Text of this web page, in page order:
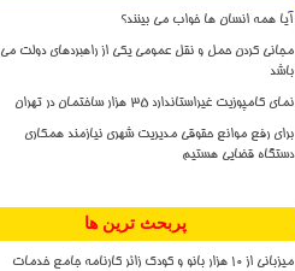
آیا همه انسان ها خواب می بینند؟
مجانی کردن حمل و نقل عمومی یکی از راهبردهای دولت می
باشد
نمای کامپوزیت غیراستاندارد ۳۵ هزار ساختمان در تهران
برای رفع موانع حقوقی مدیریت شهری نیازمند همکاری
دستگاه قضایی هستیم
پربحث ترین ها
میزبانی از ۱۰ هزار بانو و کودک زائر کارنامه جامع خدمات